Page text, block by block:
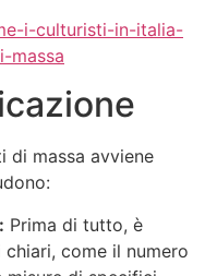
i-culturisti-in-italia-
massa
di massa avviene
Prima di tutto, è
come il numero